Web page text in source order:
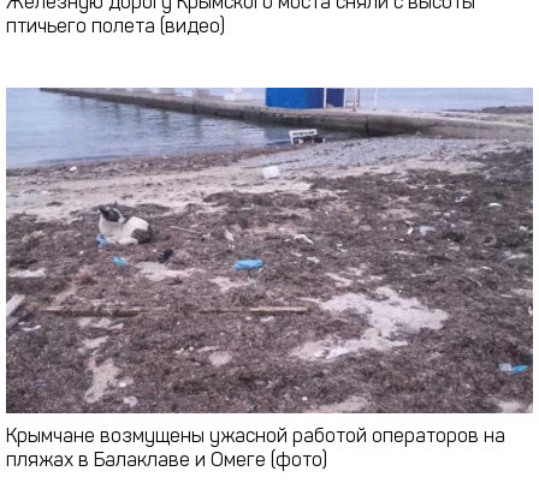
птичьего полета (видео)
Крымчане возмущены ужасной работой операторов на
пляжах в Балаклаве и Омеге (фото)